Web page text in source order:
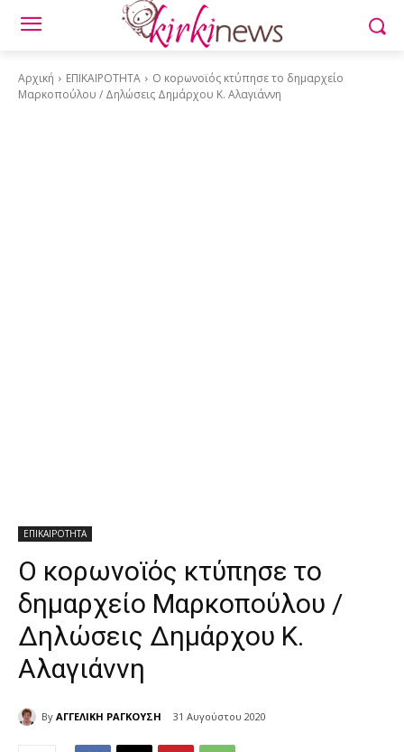
Αρχική ΕΠΙΚΑΙΡΟΤΗΤΑ
Ο κορωνοϊός κτύπησε το δημαρχείο
Μαρκοπούλου / Δηλώσεις Δημάρχου Κ. Αλαγιάννη
ΕΠΙΚΑΙΡΟΤΗΤΑ
Ο κορωνοϊός κτύπησε το
δημαρχείο Μαρκοπούλου /
Δηλώσεις Δημάρχου Κ.
Αλαγιάννη
By ΑΓΓΕΛΙΚΗ ΡΑΓΚΟΥΣΗ 31 Αυγούστου 2020